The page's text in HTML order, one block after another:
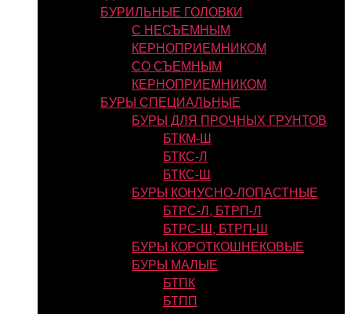
БУРИЛЬНЫЕ ГОЛОВКИ
С НЕСЪЕМНЫМ
КЕРНОПРИЕМНИКОМ
СО СЪЕМНЫМ
КЕРНОПРИЕМНИКОМ
БУРЫ СПЕЦИАЛЬНЫЕ
БУРЫ ДЛЯ ПРОЧНЫХ ГРУНТОВ
БТКМ-Ш
БТКС-Л
БТКС-Ш
БУРЫ КОНУСНО-ЛОПАСТНЫЕ
БТРС-Л, БТРП-Л
БТРС-Ш, БТРП-Ш
БУРЫ КОРОТКОШНЕКОВЫЕ
БУРЫ МАЛЫЕ
БТПК
БТПП